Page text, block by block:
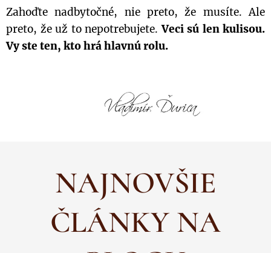
Zahoďte nadbytočné, nie preto, že musíte. Ale
preto, že už to nepotrebujete.Veci sú len kulisou.
Vy ste ten, kto hrá hlavnú rolu.
NAJNOVŠIE
ČLÁNKY NA